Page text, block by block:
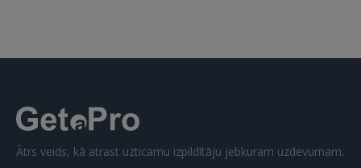
Aizmirsāt paroli?
Ātrs veids, kā atrast uzticamu izpildītāju jebkuram uzdevumam.